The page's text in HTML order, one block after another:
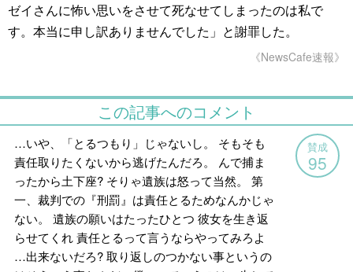
ゼイさんに怖い思いをさせて死なせてしまったのは私で
す。本当に申し訳ありませんでした」と謝罪した。
《NewsCafe速報》